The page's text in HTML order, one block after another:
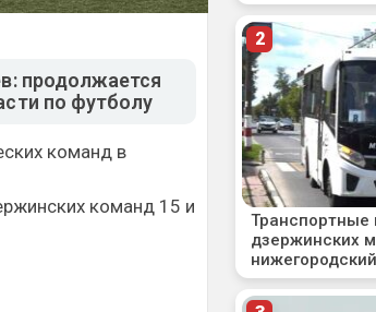
продолжается
по футболу
команд в
команд 15 и